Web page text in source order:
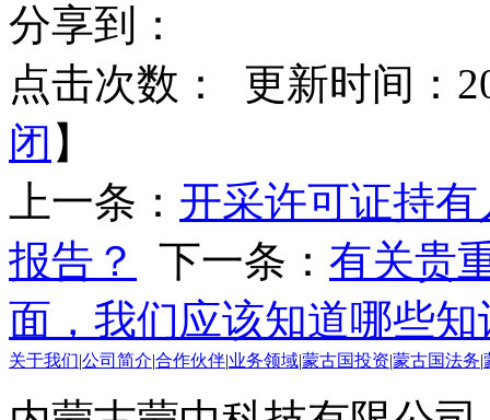
分享到：
点击次数：
更新时间：
闭 】
上一条： 开采许可证持
报告？
下一条： 有关贵
面，我们应该知道哪些知
关于我们 公司简介 合作伙伴 业务领域 蒙古国投资 蒙古国法务